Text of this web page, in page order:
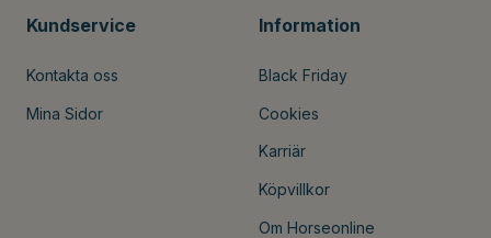
Kundservice
Kontakta oss
Mina Sidor
Information
Black Friday
Cookies
Karriär
Köpvillkor
Om Horseonline